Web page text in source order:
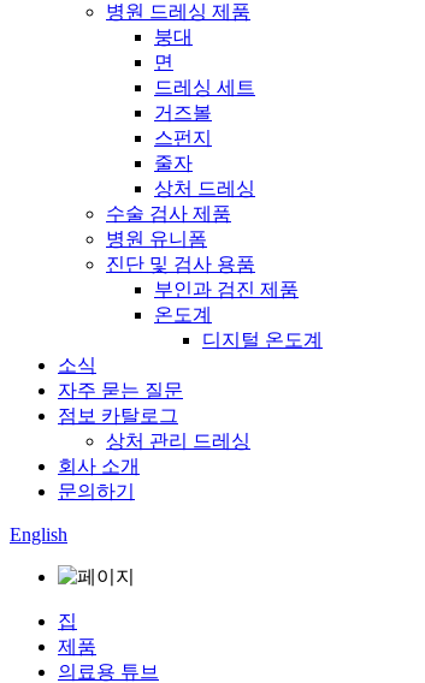
병원 드레싱 제품
붕대
면
드레싱 세트
거즈볼
스펀지
줄자
상처 드레싱
수술 검사 제품
병원 유니폼
진단 및 검사 용품
부인과 검진 제품
온도계
디지털 온도계
소식
자주 묻는 질문
점보 카탈로그
상처 관리 드레싱
회사 소개
문의하기
English
집
제품
의료용 튜브